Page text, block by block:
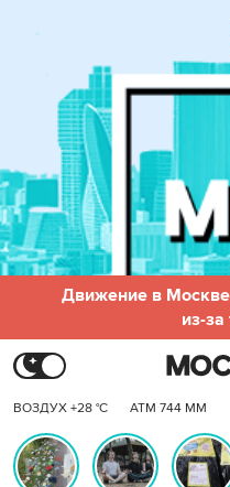
Движение в Москве
из-за
ВОЗДУХ +28 °C АТМ 744 ММ